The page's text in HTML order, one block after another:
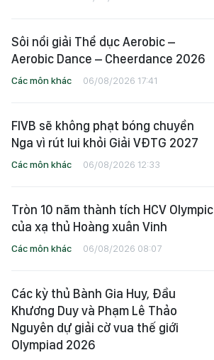
Sôi nổi giải Thể dục Aerobic –
Aerobic Dance – Cheerdance 2026
Các môn khác 06/08/2026 17:41
FIVB sẽ không phạt bóng chuyền
Nga vì rút lui khỏi Giải VĐTG 2027
Các môn khác 06/08/2026 12:33
Tròn 10 năm thành tích HCV Olympic
của xạ thủ Hoàng xuân Vinh
Các môn khác 06/08/2026 08:07
Các kỳ thủ Bành Gia Huy, Đầu
Khương Duy và Phạm Lê Thảo
Nguyên dự giải cờ vua thế giới
Olympiad 2026